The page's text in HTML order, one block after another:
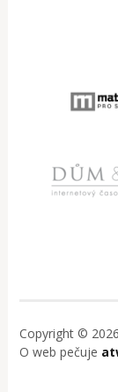
Copyright ©
O web pečuje